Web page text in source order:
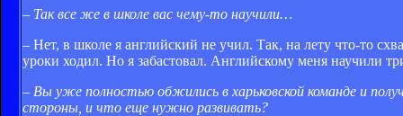
– Так все же в школе вас чему-то научили…
– Нет, в школе я английский не учил. Так, на лету что-то
уроки ходил. Но я забастовал. Английскому меня научили
– Вы уже полностью обжились в харьковской команде и
стороны, и что еще нужно развивать?